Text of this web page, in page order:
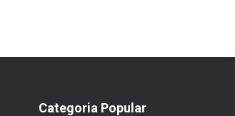
Categoria Popular